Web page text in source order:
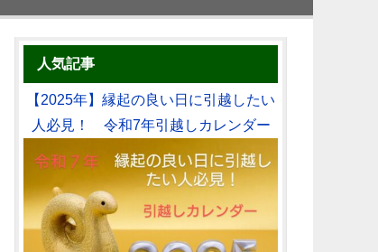
人気記事
【2025年】縁起の良い日に引越したい
人必見！ 令和7年引越しカレンダー